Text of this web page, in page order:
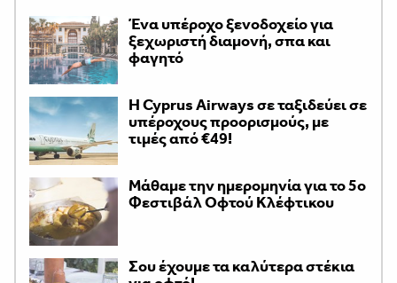
Ένα υπέροχο ξενοδοχείο για
ξεχωριστή διαμονή, σπα και
φαγητό
H Cyprus Airways σε ταξιδεύει σε
υπέροχους προορισμούς, με
τιμές από €49!
Μάθαμε την ημερομηνία για το 5ο
Φεστιβάλ Οφτού Κλέφτικου
Σου έχουμε τα καλύτερα στέκια